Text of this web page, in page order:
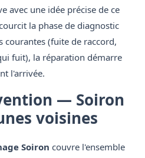
avec une idée précise de ce
la phase de diagnostic
courantes (fuite de raccord,
fuit), la réparation démarre
l'arrivée.
— Soiron
voisines
Soiron couvre l'ensemble